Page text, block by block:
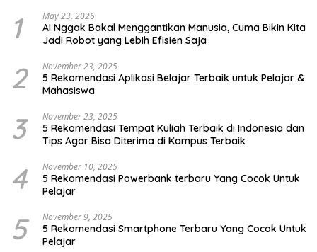
1 May 23, 2026
AI Nggak Bakal Menggantikan Manusia, Cuma Bikin Kita
Jadi Robot yang Lebih Efisien Saja
2 November 23, 2025
5 Rekomendasi Aplikasi Belajar Terbaik untuk Pelajar &
Mahasiswa
3 November 23, 2025
5 Rekomendasi Tempat Kuliah Terbaik di Indonesia dan
Tips Agar Bisa Diterima di Kampus Terbaik
4 November 10, 2025
5 Rekomendasi Powerbank terbaru Yang Cocok Untuk
Pelajar
5 November 9, 2025
5 Rekomendasi Smartphone Terbaru Yang Cocok Untuk
Pelajar